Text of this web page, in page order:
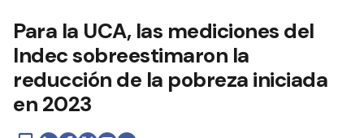
Para la UCA, las mediciones del
Indec sobreestimaron la
reducción de la pobreza iniciada
en 2023